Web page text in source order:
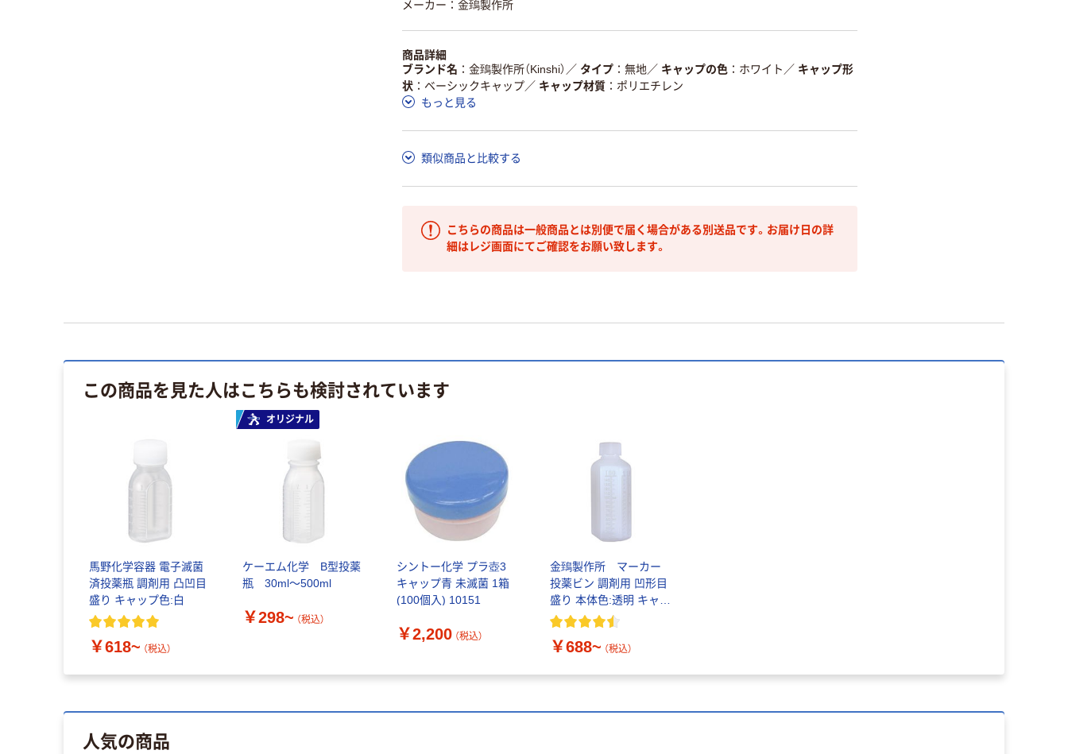
メーカー：金鵄製作所
商品詳細
ブランド名
金鵄製作所（Kinshi） ／ タイプ 無地／ キャップの色 ホワイト ／ キャップ形
状
ベーシックキャップ／ キャップ材質
ポリエチレン
もっと見る
類似商品と比較する
こちらの商品は一般商品とは別便で届く場合がある別送品です。お届け日の詳
細はレジ画面にてご確認をお願い致します。
この商品を見た人はこちらも検討されています
馬野化学容器 電子滅菌
済投薬瓶 調剤用 凸凹目
盛り キャップ色:白
￥618~ （税込）
オリジナル
ケーエム化学 B型投薬
瓶 30ml～500ml
￥298~ （税込）
シントー化学 プラ壺3
キャップ青 未滅菌 1箱
(100個入) 10151
￥2,200 （税込）
金鵄製作所 マーカー
投薬ビン 調剤用 凹形目
盛り 本体色:透明 キャッ
プ色:白 未滅菌
￥688~ （税込）
人気の商品